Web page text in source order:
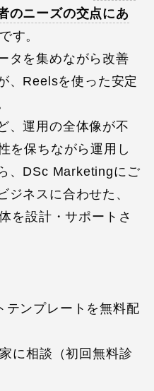
のニーズの交点にあ
す。
タを集めながら改善
、Reelsを使った安定
、運用の全体像が不
を保ちながら運用し
、DSc Marketingにご
ジネスに合わせた、
を設計・サポートさ
テンプレートを無料配
に相談（初回無料診